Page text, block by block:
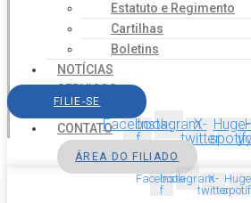
Estatuto e Regimento
Cartilhas
Boletins
NOTÍCIAS
SERVIÇOS
AGENDA
CONTATO
FILIE-SE
Facebook-
f
InstagramX-
twitter
Huge-
ÁREA DO FILIADO
Facebook-
f
InstagramX-
twitter